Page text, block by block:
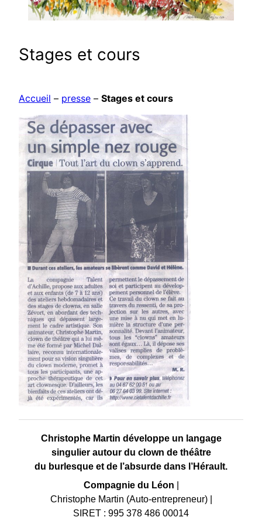
Stages et cours
Accueil – presse – Stages et cours
Christophe Martin développe un langage
singulier autour du clown de théâtre
du burlesque et de l’absurde dans l’Hérault.
Compagnie du Léon
Christophe Martin (Auto-entrepreneur)|
SIRET : 995 378 486 00014